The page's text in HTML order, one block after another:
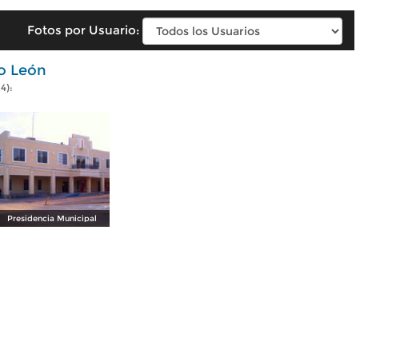
Fotos por Usuario:
León
Presidencia Municipal